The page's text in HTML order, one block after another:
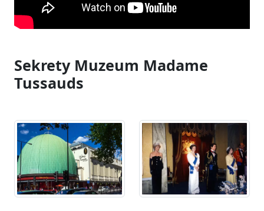
Sekrety Muzeum Madame
Tussauds